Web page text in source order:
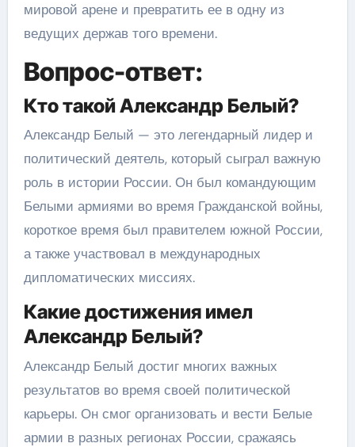
мировой арене и превратить ее в одну из
ведущих держав того времени.
Вопрос-ответ:
Кто такой Александр Белый?
Александр Белый — это легендарный лидер и
политический деятель, который сыграл важную
роль в истории России. Он был командующим
Белыми армиями во время Гражданской войны,
короткое время был правителем южной России,
а также участвовал в международных
дипломатических миссиях.
Какие достижения имел
Александр Белый?
Александр Белый достиг многих важных
результатов во время своей политической
карьеры. Он смог организовать и вести Белые
армии в разных регионах России, сражаясь